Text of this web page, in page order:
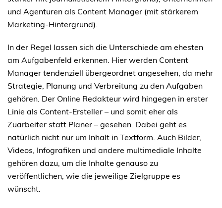
und Agenturen als Content Manager (mit stärkerem
Marketing-Hintergrund).
In der Regel lassen sich die Unterschiede am ehesten
am Aufgabenfeld erkennen. Hier werden Content
Manager tendenziell übergeordnet angesehen, da mehr
Strategie, Planung und Verbreitung zu den Aufgaben
gehören. Der Online Redakteur wird hingegen in erster
Linie als Content-Ersteller – und somit eher als
Zuarbeiter statt Planer – gesehen. Dabei geht es
natürlich nicht nur um Inhalt in Textform. Auch Bilder,
Videos, Infografiken und andere multimediale Inhalte
gehören dazu, um die Inhalte genauso zu
veröffentlichen, wie die jeweilige Zielgruppe es
wünscht.